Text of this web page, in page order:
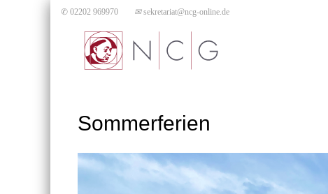
✆ 02202 969970 ✉sekretariat@ncg-online.de
Sommerferien